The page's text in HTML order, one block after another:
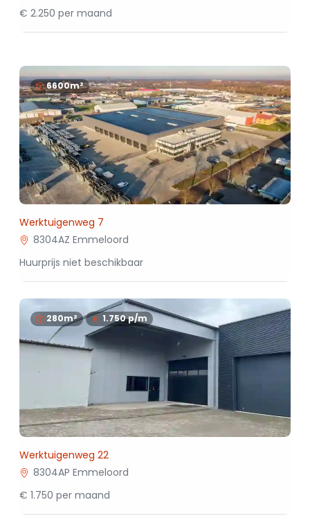
€ 2.250 per maand
6600m²
Werktuigenweg 7
8304AZ Emmeloord
Huurprijs niet beschikbaar
280m² 1.750p/m
Werktuigenweg 22
8304AP Emmeloord
€ 1.750 per maand